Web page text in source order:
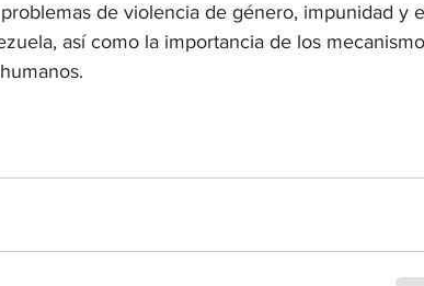
de violencia de género, impunidad y
así como la importancia de los